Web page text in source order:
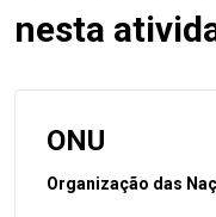
nesta
ONU
Organização das